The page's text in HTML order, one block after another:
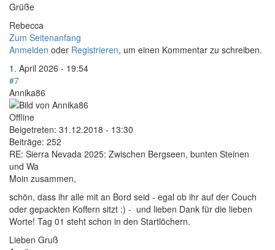
Grüße
Rebecca
Zum Seitenanfang
Anmelden oder Registrieren, um einen Kommentar zu schreiben.
1. April 2026 - 19:54
#7
Annika86
Offline
Beigetreten: 31.12.2018 - 13:30
Beiträge: 252
RE: Sierra Nevada 2025: Zwischen Bergseen, bunten Steinen
und Wa
Moin zusammen,
schön, dass ihr alle mit an Bord seid - egal ob ihr auf der Couch
oder gepackten Koffern sitzt :) - und lieben Dank für die lieben
Worte! Tag 01 steht schon in den Startlöchern.
Lieben Gruß